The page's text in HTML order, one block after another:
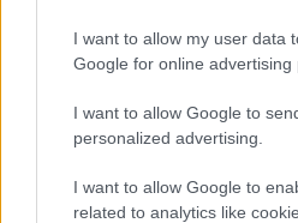
I want to allow my user data
Google for online advertising
I want to allow Google to
personalized advertising.
I want to allow Google to
related to analytics like
Overview
Peça-nos uma proposta!